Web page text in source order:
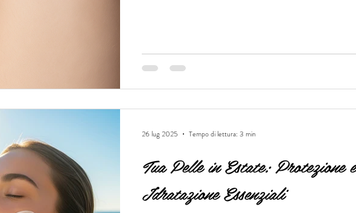
Tua Pelle in Estate: Protezione e
Idratazione Essenziali
26 lug 2025 Tempo di lettura: 3 min